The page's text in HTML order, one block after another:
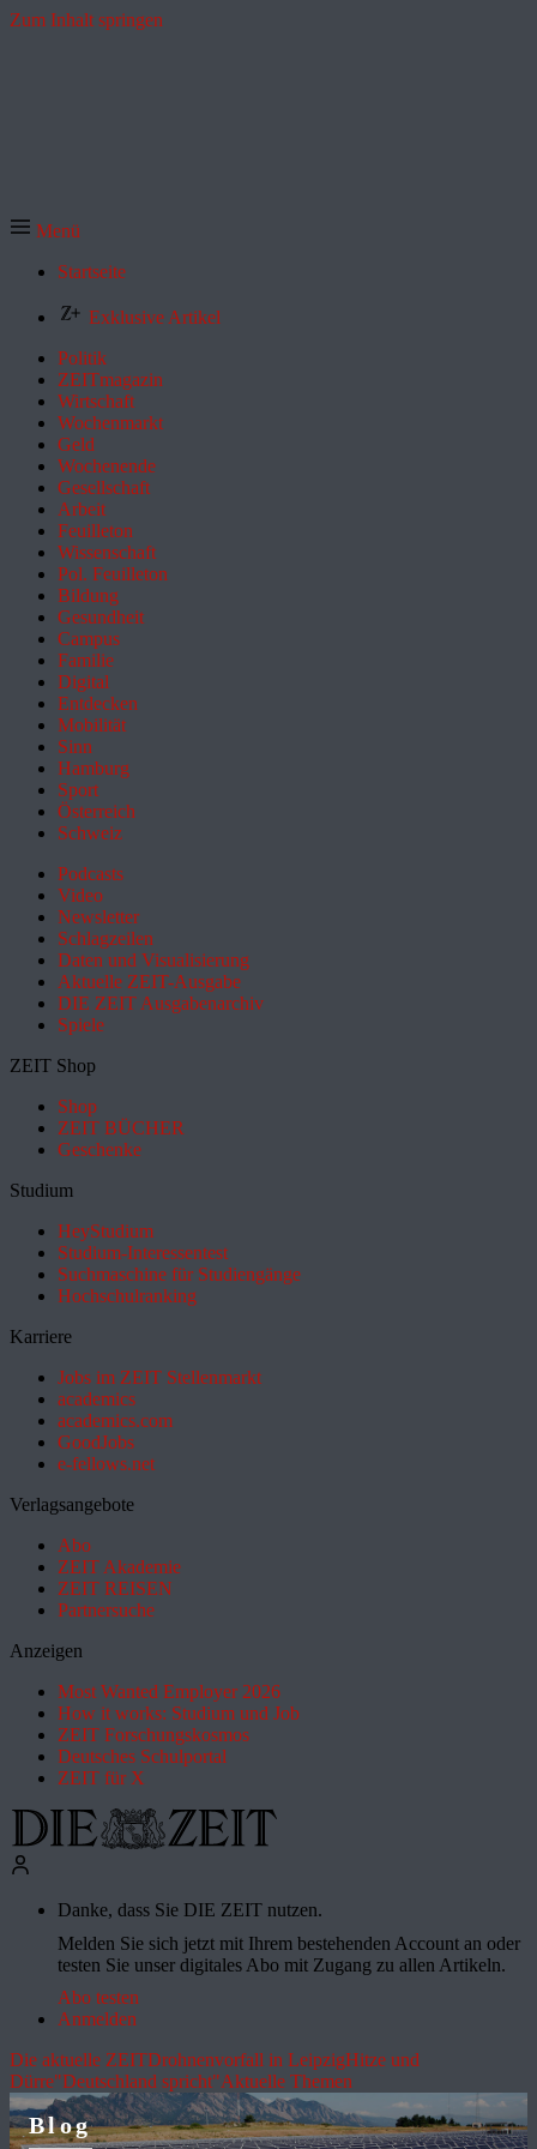
Zum Inhalt springen
Menü
Startseite
Exklusive Artikel
Politik
ZEITmagazin
Wirtschaft
Wochenmarkt
Geld
Wochenende
Gesellschaft
Arbeit
Feuilleton
Wissenschaft
Pol. Feuilleton
Bildung
Gesundheit
Campus
Familie
Digital
Entdecken
Mobilität
Sinn
Hamburg
Sport
Österreich
Schweiz
Podcasts
Video
Newsletter
Schlagzeilen
Daten und Visualisierung
Aktuelle ZEIT-Ausgabe
DIE ZEIT Ausgabenarchiv
Spiele
ZEIT Shop
Shop
ZEIT BÜCHER
Geschenke
Studium
HeyStudium
Studium-Interessentest
Suchmaschine für Studiengänge
Hochschulranking
Karriere
Jobs im ZEIT Stellenmarkt
academics
academics.com
GoodJobs
e-fellows.net
Verlagsangebote
Abo
ZEIT Akademie
ZEIT REISEN
Partnersuche
Anzeigen
Most Wanted Employer 2026
How it works: Studium und Job
ZEIT Forschungskosmos
Deutsches Schulportal
ZEIT für X
Danke, dass Sie DIE ZEIT nutzen.
Melden Sie sich jetzt mit Ihrem bestehenden Account an oder
testen Sie unser digitales Abo mit Zugang zu allen Artikeln.
Abo testen
Anmelden
Die aktuelle ZEITDrohnenvorfall in LeipzigHitze und
Dürre"Deutschland spricht"Aktuelle Themen
Blog